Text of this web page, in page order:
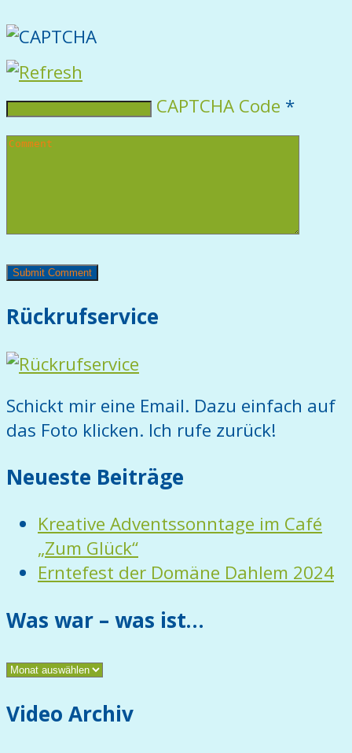
CAPTCHA Code *
Rückrufservice
Schickt mir eine Email. Dazu einfach auf
das Foto klicken. Ich rufe zurück!
Neueste Beiträge
Kreative Adventssonntage im Café
„Zum Glück“
Erntefest der Domäne Dahlem 2024
Was war – was ist…
Was
–
Video Archiv